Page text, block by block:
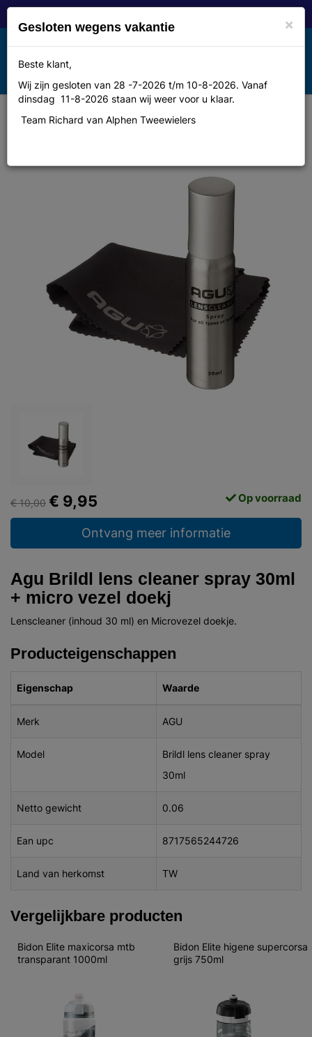
Toggle
navigation
MENU
Agu Brildl lens cleaner spray 30ml
€ 10,00 € 9,95 Op voorraad
Ontvang meer informatie
Agu Brildl lens cleaner spray 30ml
+ micro vezel doekj
Lenscleaner (inhoud 30 ml) en Microvezel doekje.
Producteigenschappen
Eigenschap Waarde
Merk AGU
Model
Brildl lens cleaner spray
30ml
Netto gewicht 0.06
Ean upc 8717565244726
Land van herkomst TW
Vergelijkbare producten
Bidon Elite maxicorsa mtb
transparant 1000ml
Bidon Elite higene supercorsa
grijs 750ml
×
Gesloten wegens vakantie
Beste klant,
Wij zijn gesloten van 28 -7-2026 t/m 10-8-2026. Vanaf
dinsdag 11-8-2026 staan wij weer voor u klaar.
Team Richard van Alphen Tweewielers